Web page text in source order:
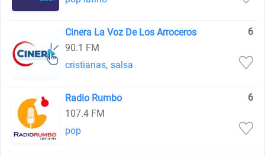
Cinera La Voz De Los Arroceros
6
90.1 FM
cristianas, salsa
Radio Rumbo
6
107.4 FM
pop